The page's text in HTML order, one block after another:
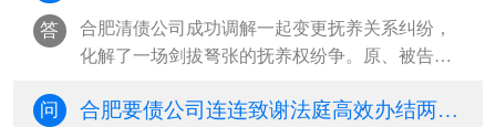
扎根基层、贴近群众的优势，促成双方互让互
谅，将矛盾化解在基层，维护了邻里···
答
合肥清债公司成功调解一起变更抚养关系纠纷，
化解了一场剑拔弩张的抚养权纷争。原、被告双
活。三年后，孩子父亲以女方长期外出务工、照
问 合肥要债公司连连致谢法庭高效办结两起关联纠纷，切实为群众挽回经济损失